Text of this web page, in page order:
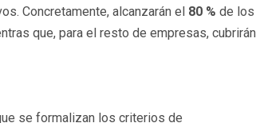
Concretamente, alcanzarán el 80 % de los
que, para el resto de empresas, cubrirán
se formalizan los criterios de